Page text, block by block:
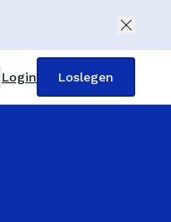
Login Loslegen